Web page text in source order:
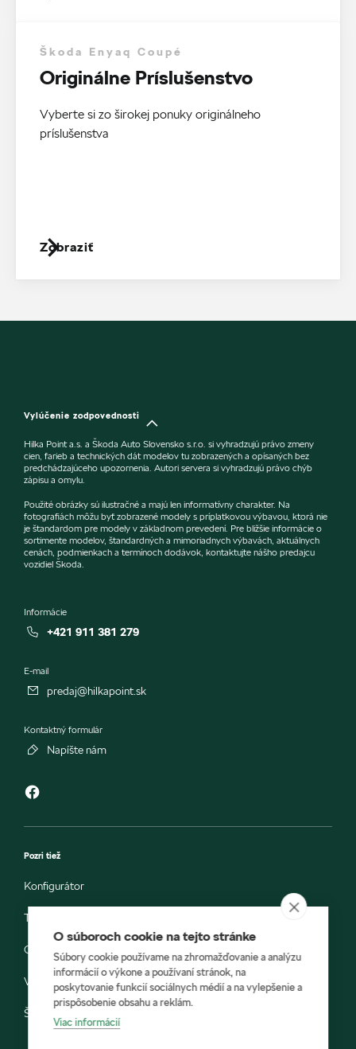
Škoda Enyaq Coupé
Originálne Príslušenstvo
Vyberte si zo širokej ponuky originálneho
príslušenstva
Zobraziť
Vylúčenie zodpovednosti
Hilka Point a.s. a Škoda Auto Slovensko s.r.o. si vyhradzujú právo zmeny
cien, farieb a technických dát modelov tu zobrazených a opísaných bez
predchádzajúceho upozornenia. Autori servera si vyhradzujú právo chýb
zápisu a omylu.
Použité obrázky sú ilustračné a majú len informatívny charakter. Na
fotografiách môžu byť zobrazené modely s príplatkovou výbavou, ktorá nie
je štandardom pre modely v základnom prevedení. Pre bližšie informácie o
sortimente modelov, štandardných a mimoriadnych výbavách, aktuálnych
cenách, podmienkach a termínoch dodávok, kontaktujte nášho predajcu
vozidiel Škoda.
Informácie
+421 911 381 279
E-mail
predaj@hilkapoint.sk
Kontaktný formulár
Napíšte nám
Pozri tiež
Konfigurátor
Testovacia jazda
Objednávka do servisu
Vozidlá ihneď k odberu
Škoda E-shop
O súboroch cookie na tejto stránke
Súbory cookie používame na zhromažďovanie a analýzu
informácií o výkone a používaní stránok, na
poskytovanie funkcií sociálnych médií a na vylepšenie a
prispôsobenie obsahu a reklám.
Viac informácií